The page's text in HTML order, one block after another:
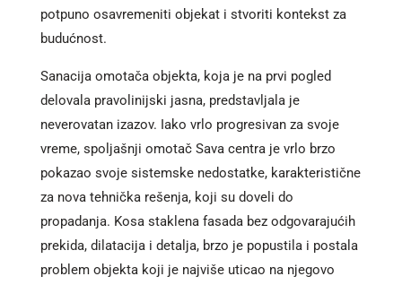
potpuno osavremeniti objekat i stvoriti kontekst za
budućnost.
Sanacija omotača objekta, koja je na prvi pogled
delovala pravolinijski jasna, predstavljala je
neverovatan izazov. Iako vrlo progresivan za svoje
vreme, spoljašnji omotač Sava centra je vrlo brzo
pokazao svoje sistemske nedostatke, karakteristične
za nova tehnička rešenja, koji su doveli do
propadanja. Kosa staklena fasada bez odgovarajućih
prekida, dilatacija i detalja, brzo je popustila i postala
problem objekta koji je najviše uticao na njegovo